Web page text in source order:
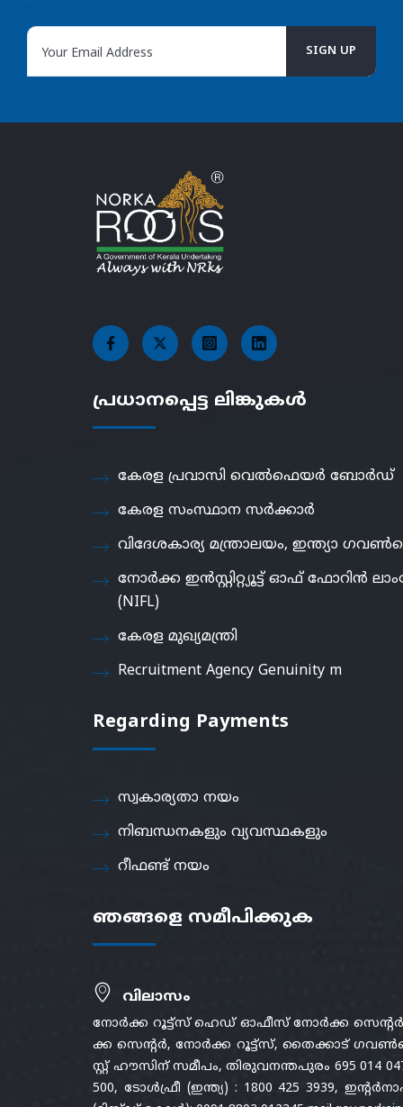
പ്രധാനപ്പെട്ട ലിങ്കുകൾ
കേരള പ്രവാസി വെൽഫെയർ ബോർഡ്
കേരള സംസ്ഥാന സർക്കാർ
വിദേശകാര്യ മന്ത്രാലയം, ഇന്ത്യാ
നോർക്ക ഇൻസ്റ്റിറ്റ്യൂട്ട് ഓഫ് ഫോറിൻ
(NIFL)
കേരള മുഖ്യമന്ത്രി
Recruitment Agency Genuinity m
Regarding Payments
സ്വകാര്യതാ നയം
നിബന്ധനകളും വ്യവസ്ഥകളും
റീഫണ്ട് നയം
ഞങ്ങളെ സമീപിക്കുക
വിലാസം
നോർക്ക റൂട്ട്സ് ഹെഡ് ഓഫീസ് നോർക്ക
ക്ക സെന്റർ, നോർക്ക റൂട്ട്സ്, തൈക്കാട്
സ്റ്റ് ഹൗസിന് സമീപം, തിരുവനന്തപുരം 695 014
500, ടോൾഫ്രീ (ഇന്ത്യ) : 1800 425 3939,